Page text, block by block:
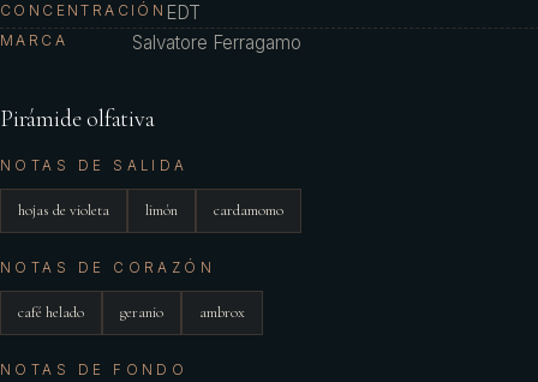
CONCENTRACIÓN EDT
MARCA Salvatore Ferragamo
Pirámide olfativa
NOTAS DE SALIDA
hojas de violeta limón cardamomo
NOTAS DE CORAZÓN
café helado geranio ambrox
NOTAS DE FONDO